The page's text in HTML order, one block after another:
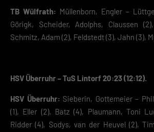
TB Wülfrath: Müllenborn, Engler –
Görigk, Scheider, Adolphs, Claussen
Schmitz, Adam (2), Feldstedt (3), Jahn (3),
HSV Überruhr – TuS Lintorf 20:23 (12:12).
HSV Überruhr: Sieberin, Gottemeier –
(1), Eller (2), Batz (4), Plaumann, Toni
Ridder (4), Sodys, van der Heuvel (2),